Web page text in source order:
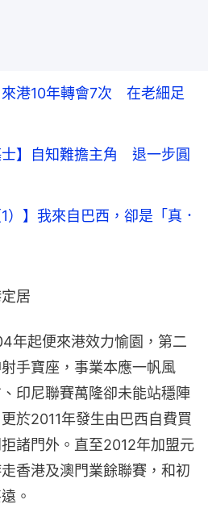
來港10年轉會7次 在老細足
士】自知難擔主角 退一步圓
）】我來自巴西，卻是「真．
居
年起便來港效力愉園，第二
手寶座，事業本應一帆風
印尼聯賽萬隆卻未能站穩陣
於2011年發生由巴西自費買
諸門外。直至2012年加盟元
香港及澳門業餘聯賽，和初
。